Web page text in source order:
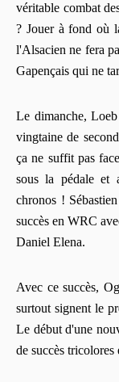
véritable combat
? Jouer à fond où
l'Alsacien ne fera
Gapençais qui ne
Le dimanche,
vingtaine de
ça ne suffit pas
sous la pédale et
chronos !
succès en WRC
Daniel Elena.
Avec ce succès,
surtout signent le
Le début d'une
de succès